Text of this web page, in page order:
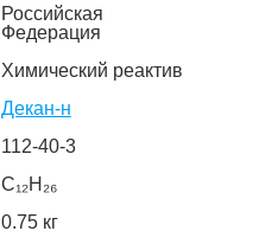
Российская
Федерация
Химический реактив
Декан-н
112-40-3
C₁₂H₂₆
0.75 кг